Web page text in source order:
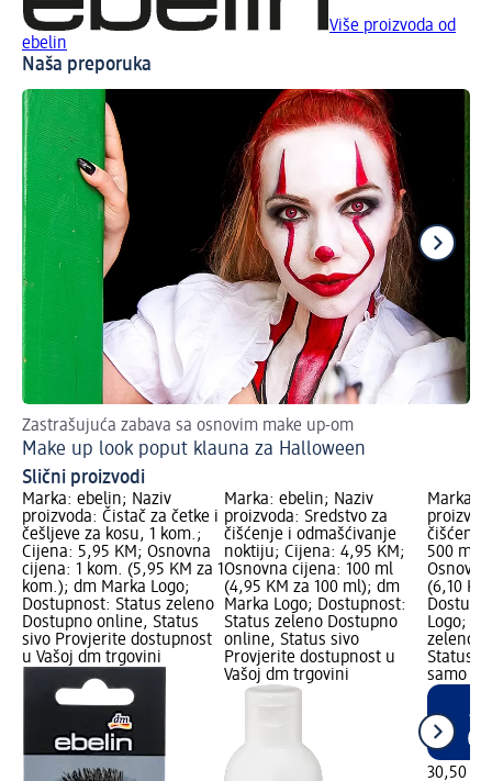
Više proizvoda od
ebelin
Naša preporuka
Zastrašujuća zabava sa osnovim make up-om
Make up look poput klauna za Halloween
Slični proizvodi
Marka: ebelin; Naziv
proizvoda: Čistač za četke i
češljeve za kosu, 1 kom.;
Cijena: 5,95 KM; Osnovna
cijena: 1 kom. (5,95 KM za 1
kom.); dm Marka Logo;
Dostupnost: Status zeleno
Dostupno online, Status
sivo Provjerite dostupnost
u Vašoj dm trgovini
Marka: ebelin; Naziv
proizvoda: Sredstvo za
čišćenje i odmašćivanje
noktiju; Cijena: 4,95 KM;
Osnovna cijena: 100 ml
(4,95 KM za 100 ml); dm
Marka Logo; Dostupnost:
Status zeleno Dostupno
online, Status sivo
Provjerite dostupnost u
Vašoj dm trgovini
Marka:
čišćenje
500 ml;
(6,10
Logo;
zeleno
Status
samo
30,50